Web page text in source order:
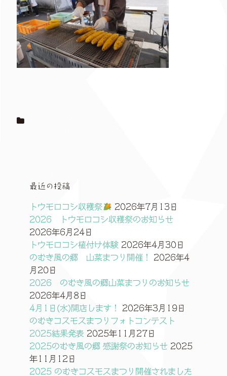
最近の投稿
トウモロコシ収穫祭
2026年7月13日
2026 トウモロコシ収穫祭のお知らせ
2026年6月24日
トウモロコシ植付け体験 2026年4月30日
のむき風の郷 山菜まつり開催！
2026年4
月20日
2026 のむき風の郷山菜まつりのお知らせ
2026年4月8日
4月1日(水)開店します！
2026年3月19日
のむきコスモスまつりフォトコンテスト
2025結果発表 2025年11月27日
2025のむき風の郷 感謝祭のお知らせ 2025
年11月12日
2025 のむきコスモスまつり開催されました